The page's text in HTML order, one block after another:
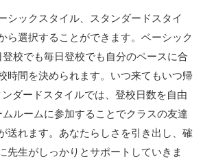
シックスタイル、スタンダードスタイ
ら選択することができます。ベーシック
校でも毎日登校でも自分のペースに合
時間を決められます。いつ来てもいつ帰
ダードスタイルでは、登校日数を自由
ルームに参加することでクラスの友達
送れます。あなたらしさを引き出し、確
先生がしっかりとサポートしていきま